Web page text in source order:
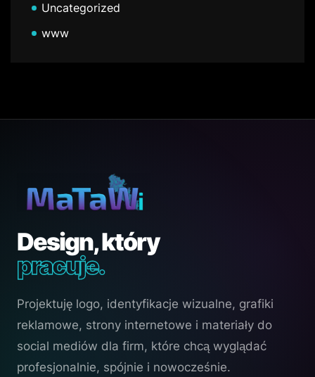
Uncategorized
www
Design, który
pracuje.
Projektuję logo, identyfikacje wizualne, grafiki
reklamowe, strony internetowe i materiały do
social mediów dla firm, które chcą wyglądać
profesjonalnie, spójnie i nowocześnie.